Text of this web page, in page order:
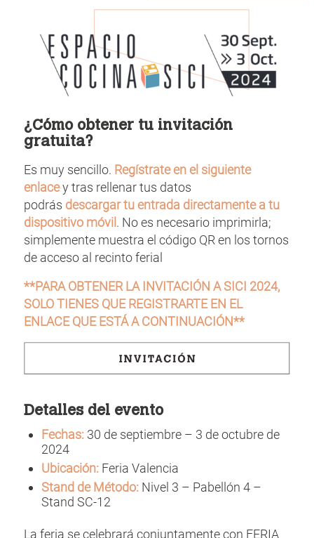
¿Cómo obtener tu invitación
gratuita?
Es muy sencillo. Regístrate en el siguiente
enlacey tras rellenar tus datos
podrás descargar tu entrada directamente a tu
dispositivo móvil . No es necesario imprimirla;
simplemente muestra el código QR en los tornos
de acceso al recinto ferial
**PARA OBTENER LA INVITACIÓN A SICI 2024,
SOLO TIENES QUE REGISTRARTE EN EL
ENLACE QUE ESTÁ A CONTINUACIÓN**
Detalles del evento
Fechas:30 de septiembre – 3 de octubre de
2024
Ubicación:Feria Valencia
Stand de Método:Nivel 3 – Pabellón 4 –
Stand SC-12
La feria se celebrará conjuntamente con FERIA